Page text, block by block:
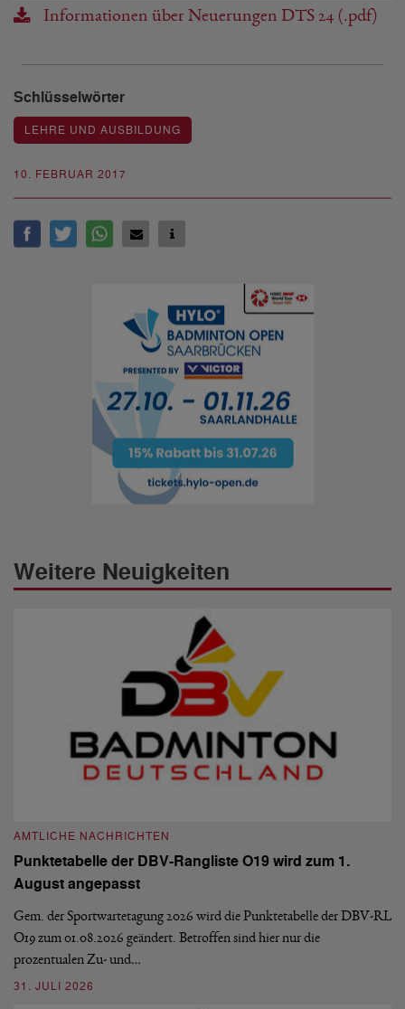
10. FEBRUAR 2017
Informationen über Neuerungen DTS 24 (.pdf)
Schlüsselwörter
LEHRE UND AUSBILDUNG
Weitere Neuigkeiten
AMTLICHE NACHRICHTEN
Punktetabelle der DBV-Rangliste O19 wird zum 1.
August angepasst
Gem. der Sportwartetagung 2026 wird die Punktetabelle der DBV-RL
O19 zum 01.08.2026 geändert. Betroffen sind hier nur die
prozentualen Zu- und…
31. JULI 2026